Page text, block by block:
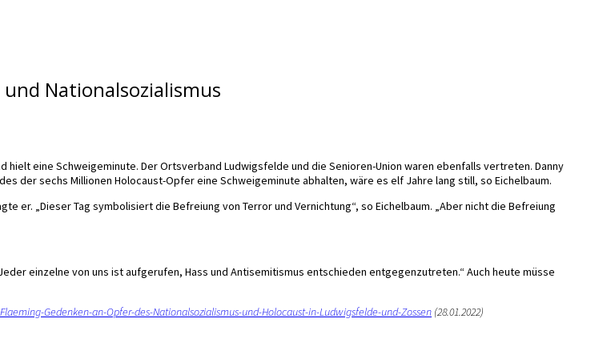
Nationalsozialismus
eine Schweigeminute. Der Ortsverband Ludwigsfelde und die Senioren-Union waren ebenfalls vertreten. Danny
der sechs Millionen Holocaust-Opfer eine Schweigeminute abhalten, wäre es elf Jahre lang still, so Eichelbaum.
er. „Dieser Tag symbolisiert die Befreiung von Terror und Vernichtung“, so Eichelbaum. „Aber nicht die Befreiung
einzelne von uns ist aufgerufen, Hass und Antisemitismus entschieden entgegenzutreten.“ Auch heute müsse
Gedenken-an-Opfer-des-Nationalsozialismus-und-Holocaust-in-Ludwigsfelde-und-Zossen (28.01.2022)